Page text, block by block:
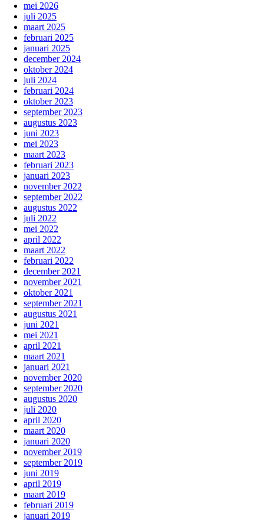
mei 2026
juli 2025
maart 2025
februari 2025
januari 2025
december 2024
oktober 2024
juli 2024
februari 2024
oktober 2023
september 2023
augustus 2023
juni 2023
mei 2023
maart 2023
februari 2023
januari 2023
november 2022
september 2022
augustus 2022
juli 2022
mei 2022
april 2022
maart 2022
februari 2022
december 2021
november 2021
oktober 2021
september 2021
augustus 2021
juni 2021
mei 2021
april 2021
maart 2021
januari 2021
november 2020
september 2020
augustus 2020
juli 2020
april 2020
maart 2020
januari 2020
november 2019
september 2019
juni 2019
april 2019
maart 2019
februari 2019
januari 2019